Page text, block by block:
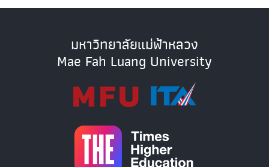
มหาวิทยาลัยแม่ฟ้าหลวง
Mae Fah Luang University